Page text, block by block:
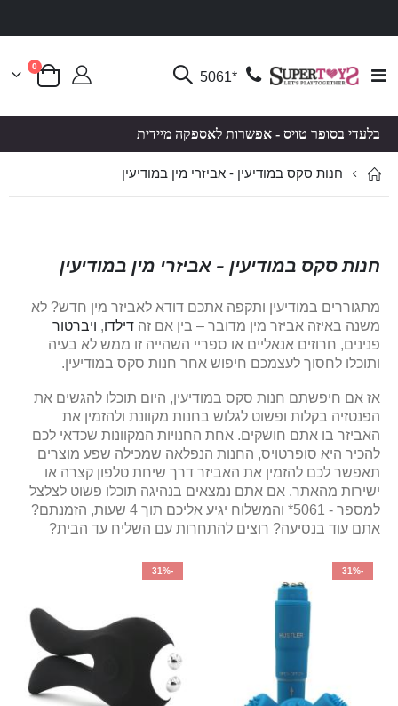
Toggle
*5061 סל קניות
0פריטים
בלעדי בסופר טויס - אפשרות לאספקה מיידית
חנות סקס במודיעין - אביזרי מין במודיעין
חנות סקס במודיעין - אביזרי מין במודיעין
מתגוררים במודיעין ותקפה אתכם דודא לאביזר מין חדש? לא
משנה באיזה אביזר מין מדובר – בין אם זה דילדו, ויברטור
פנינים, חרוזים אנאליים או ספריי השהייה זו ממש לא בעיה
ותוכלו לחסוך לעצמכם חיפוש אחר חנות סקס במודיעין.
אז אם חיפשתם חנות סקס במודיעין, היום תוכלו להגשים את
הפנטזיה בקלות ופשוט לגלוש בחנות מקוונת ולהזמין את
האביזר בו אתם חושקים. אחת החנויות המקוונות שכדאי לכם
להכיר היא סופרטויס, החנות הנפלאה שמכילה שפע מוצרים
תאפשר לכם להזמין את האביזר דרך שיחת טלפון קצרה או
ישירות מהאתר. אם אתם נמצאים בנהיגה תוכלו פשוט לצלצל
למספר - 5061* והמשלוח יגיע אליכם תוך 4 שעות, הזמנתם?
אתם עוד בנסיעה? רוצים להתחרות עם השליח עד הבית?
-31%
-31%